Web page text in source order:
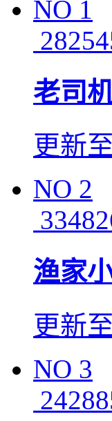
NO 1
老司
更新
NO 2
渔家
更新
NO 3